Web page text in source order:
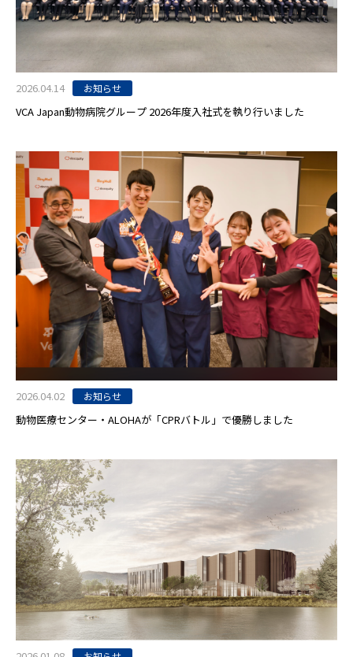
2026.04.14 お知らせ
VCA Japan動物病院グループ 2026年度入社式を執り行いました
2026.04.02 お知らせ
動物医療センター・ALOHAが「CPRバトル」で優勝しました